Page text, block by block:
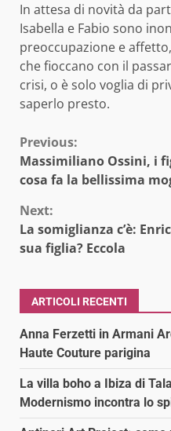
In attesa di novità da
Isabella e Fabio sono
preoccupazione e affetto,
che fioccano con il
crisi, o è solo voglia di
saperlo presto.
Continue
Reading
Previous:
Massimiliano Ossini, i
cosa fa la bellissima
Next:
La somiglianza c’è:
sua figlia? Eccola
ARTICOLI RECENTI
Anna Ferzetti in Armani
Haute Couture parigina
La villa boho a Ibiza di
Modernismo incontra lo